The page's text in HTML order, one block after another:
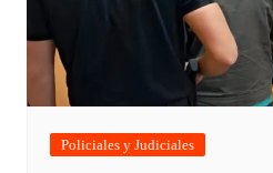
Policiales y Judiciales